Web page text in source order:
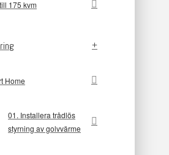
175 kvm
Home
01. Installera trådlös
styrning av golvvärme